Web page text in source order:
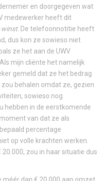
en doorgegeven wat
medewerker heeft dit
winst. De telefoonnotitie heeft
dus kon ze sowieso niet
ze het aan de UWV
mijn cliënte het namelijk
gemeld dat ze het bedrag
behalen omdat ze, gezien
sowieso nog
hebben in de eerstkomende
van dat ze als
percentage
op volle krachten werken.
zou in haar situatie dus
méér dan € 20.000 aan omzet